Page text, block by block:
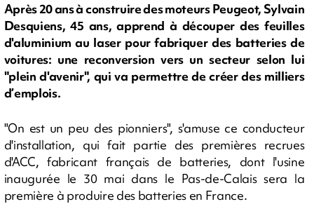
Après 20 ans à construire des moteurs Peugeot, Sylvain
Desquiens, 45 ans, apprend à découper des feuilles
d'aluminium au laser pour fabriquer des batteries de
voitures: une reconversion vers un secteur selon lui
"plein d'avenir", qui va permettre de créer des milliers
d’emplois.
"On est un peu des pionniers", s'amuse ce conducteur
d'installation, qui fait partie des premières recrues
d'ACC, fabricant français de batteries, dont l'usine
inaugurée le 30 mai dans le Pas-de-Calais sera la
première à produire des batteries en France.